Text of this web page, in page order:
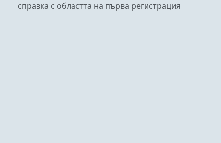
справка с областта на първа регистрация